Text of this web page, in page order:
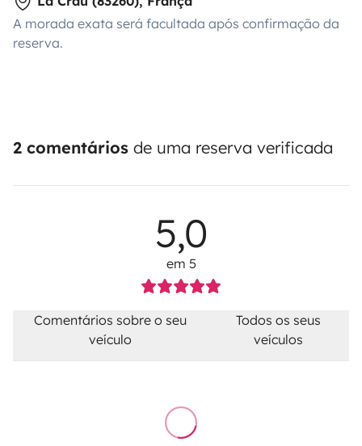
A morada exata será facultada após confirmação da
reserva.
2 comentários de uma reserva verificada
5,0
em 5
Comentários sobre o seu
veículo
Todos os seus
veículos